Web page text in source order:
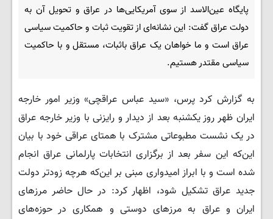
پایگاه عین‌الاسد از سوی آمریکایی‌ها در عراق و تحویل آن به
دولت عراق گفت: این نشانه‌ای از تقویت ثبات و حاکمیت سیاسی
عراق است و ما خواهان یک عراق باثبات، مستقل و با حاکمیت
سیاسی مقتدر هستیم.
به گزارش کرد پرس، «سید عباس عراقچی» وزیر امور خارجه
ایران ظهر روز یکشنبه بعد از دیدار و رایزنی با وزیر خارجه عراق
در یک نشست مطبوعاتی مشترک با همتای عراقی خود با بیان
این‌که این سفر بعد از برگزاری انتخابات پارلمانی عراق انجام
شده است و با ابراز امیدواری مبنی بر این‌که هرچه زودتر دولت
جدید عراق تشکیل شود، اظهار کرد: در حال حاضر مرزهای
ایران و عراق به مرزهای دوستی و همکاری در حوزه‌های